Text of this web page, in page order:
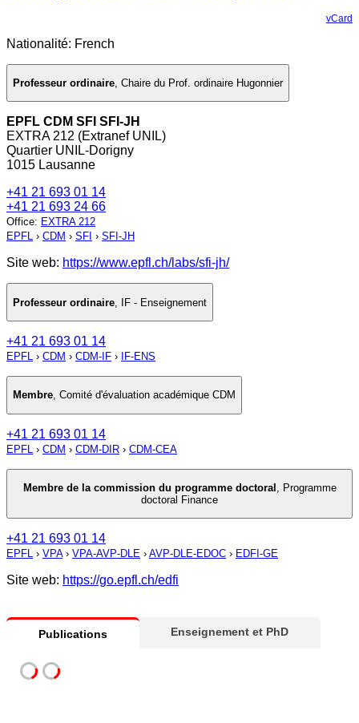
vCard
Nationalité: French
Professeur ordinaire, Chaire du Prof. ordinaire Hugonnier
EPFL CDM SFI SFI-JH
EXTRA 212 (Extranef UNIL)
Quartier UNIL-Dorigny
1015 Lausanne
+41 21 693 01 14
+41 21 693 24 66
Office: EXTRA 212
EPFL › CDM › SFI › SFI-JH
Site web: https://www.epfl.ch/labs/sfi-jh/
Professeur ordinaire IF - Enseignement
+41 21 693 01 14
EPFL › CDM › CDM-IF › IF-ENS
Membre, Comité d'évaluation académique CDM
+41 21 693 01 14
EPFL › CDM › CDM-DIR › CDM-CEA
Membre de la commission du programme doctoral , Programme
doctoral Finance
+41 21 693 01 14
EPFL › VPA› VPA-AVP-DLE › AVP-DLE-EDOC › EDFI-GE
Site web: https://go.epfl.ch/edfi
Publications Enseignement et PhD